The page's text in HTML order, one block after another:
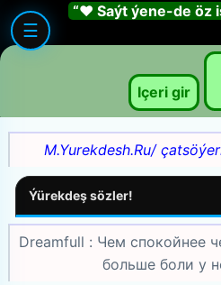
“❤️ Saýt ýene-de öz
Içeri gir
M.Yurekdesh.Ru/
Ýürekdeş sözler!
Dreamfull : Чем спокойнее
больше боли у
☰